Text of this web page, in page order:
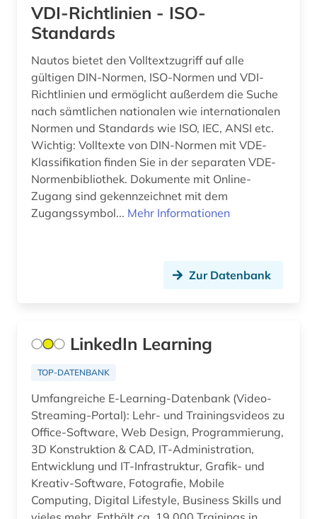
arbeit (9)
arbeitplatz (1)
arbeitslosigkeit (4)
arbeitsmarkt (3)
arbeitsmarktforschung (1)
arbeitsmarktstatistik (2)
arbeitsmedizin (1)
arbeitsplanung (1)
archareen (1)
architekt (2)
architektur (16)
archiv (14)
Osteuropa (5)
Ostmitteleuropa (2)
Palaestina (1)
Polen (6)
Portugal (1)
Rheinland-Pfalz (5)
Roemisches Reich (2)
Sachsen-Anhalt (2)
Schweden (85)
Schweiz (26)
Serbien (2)
Skandinavien (3)
VDI-Richtlinien - ISO-
Standards
Nautos bietet den Volltextzugriff auf alle
gültigen DIN-Normen, ISO-Normen und VDI-
Richtlinien und ermöglicht außerdem die Suche
nach sämtlichen nationalen wie internationalen
Normen und Standards wie ISO, IEC, ANSI etc.
Wichtig: Volltexte von DIN-Normen mit VDE-
Klassifikation finden Sie in der separaten VDE-
Normenbibliothek. Dokumente mit Online-
Zugang sind gekennzeichnet mit dem
Zugangssymbol... Mehr Informationen
Zur Datenbank
LinkedIn Learning
TOP-DATENBANK
Umfangreiche E-Learning-Datenbank (Video-
Streaming-Portal): Lehr- und Trainingsvideos zu
Office-Software, Web Design, Programmierung,
3D Konstruktion & CAD, IT-Administration,
Entwicklung und IT-Infrastruktur, Grafik- und
Kreativ-Software, Fotografie, Mobile
Computing, Digital Lifestyle, Business Skills und